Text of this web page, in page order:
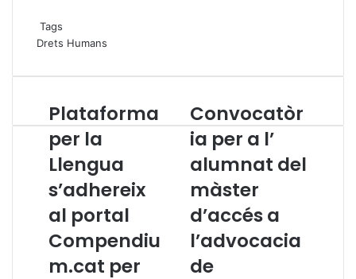
Tags
Drets Humans
P
l
a
t
f
o
r
m
a
p
Plataforma
per la
Llengua
s’adhereix
al portal
Compendiu
m.cat per
C
o
n
v
c
a
t
r
i
Convocatòr
ia per a l’
alumnat del
màster
d’accés a
l’advocacia
de